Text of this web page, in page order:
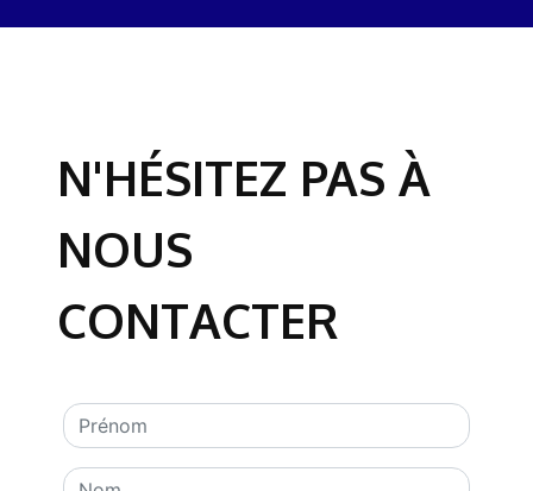
N'HÉSITEZ PAS À
NOUS
CONTACTER